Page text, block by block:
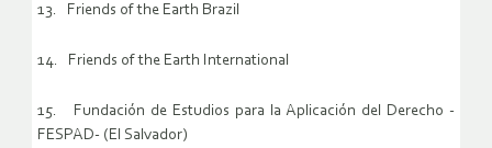
13. Friends of the Earth Brazil
14. Friends of the Earth International
15. Fundación de Estudios para la Aplicación del Derecho -
FESPAD- (El Salvador)